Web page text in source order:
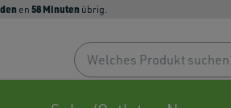
en 58Minuten übrig.